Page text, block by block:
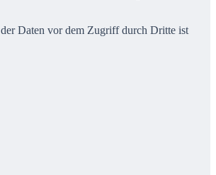
Daten vor dem Zugriff durch Dritte ist